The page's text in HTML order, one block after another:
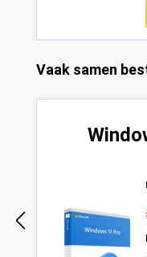
Productgalerij
Vaak samen